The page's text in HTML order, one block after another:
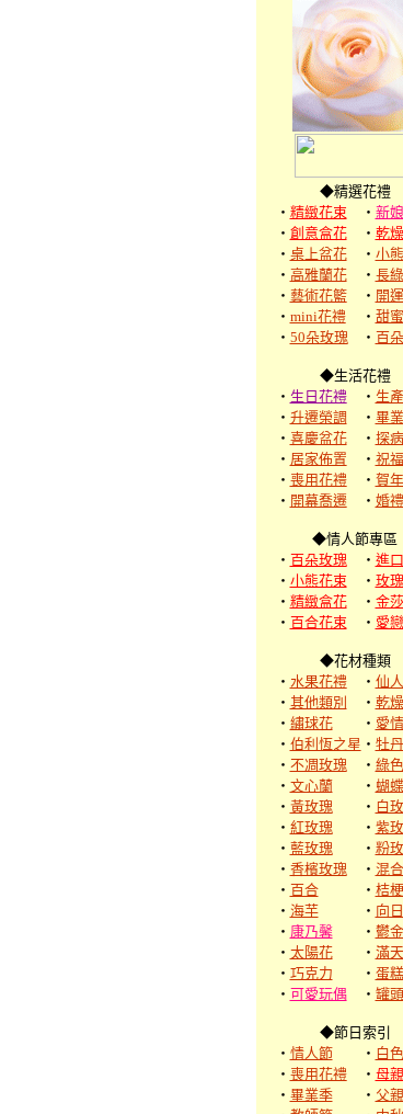
◆精選花禮
‧ 精緻花束 ‧ 新
‧ 創意盒花 ‧ 乾
‧ 桌上盆花 ‧ 小
‧ 高雅蘭花 ‧ 長
‧ 藝術花籃 ‧ 開
‧ mini花禮 ‧ 甜
‧ 50朵玫瑰 ‧ 百
◆生活花禮
‧ 生日花禮 ‧ 生
‧ 升遷榮調 ‧ 畢
‧ 喜慶盆花 ‧ 探
‧ 居家佈置 ‧ 祝
‧ 喪用花禮 ‧ 賀
‧ 開幕喬遷 ‧ 婚
◆情人節專區
‧ 百朵玫瑰 ‧ 進
‧ 小熊花束 ‧ 玫
‧ 精緻盒花 ‧ 金
‧ 百合花束 ‧ 愛
◆花材種類
‧ 水果花禮 ‧ 仙
‧ 其他類別 ‧ 乾
‧ 繡球花 ‧ 愛
‧ 伯利恆之星 ‧ 牡
‧ 不凋玫瑰 ‧ 綠
‧ 文心蘭 ‧ 蝴
‧ 黃玫瑰 ‧ 白
‧ 紅玫瑰 ‧ 紫
‧ 藍玫瑰 ‧ 粉
‧ 香檳玫瑰 ‧ 混
‧ 百合 ‧ 桔
‧ 海芋 ‧ 向
‧ 康乃馨 ‧ 鬱
‧ 太陽花 ‧ 滿
‧ 巧克力 ‧ 蛋糕
‧ 可愛玩偶 ‧ 罐
◆節日索引
‧ 情人節 ‧ 白
‧ 喪用花禮 ‧ 母
‧ 畢業季 ‧ 父